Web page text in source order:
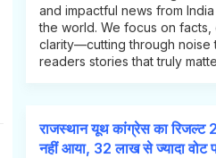
and impactful news from
the world. We focus on facts,
clarity—cutting through noise
readers stories that truly
राजस्थान यूथ कांग्रेस का रिजल्ट 2
नहीं आया, 32 लाख से ज्यादा वोट